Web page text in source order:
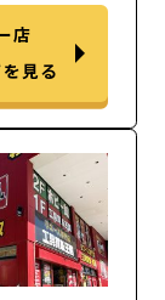
店
を見る